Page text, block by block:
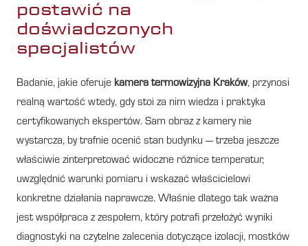
postawić na
doświadczonych
specjalistów
Badanie, jakie oferuje kamera termowizyjna Kraków, przynosi
realną wartość wtedy, gdy stoi za nim wiedza i praktyka
certyfikowanych ekspertów. Sam obraz z kamery nie
wystarcza, by trafnie ocenić stan budynku — trzeba jeszcze
właściwie zinterpretować widoczne różnice temperatur,
uwzględnić warunki pomiaru i wskazać właścicielowi
konkretne działania naprawcze. Właśnie dlatego tak ważna
jest współpraca z zespołem, który potrafi przełożyć wyniki
diagnostyki na czytelne zalecenia dotyczące izolacji, mostków